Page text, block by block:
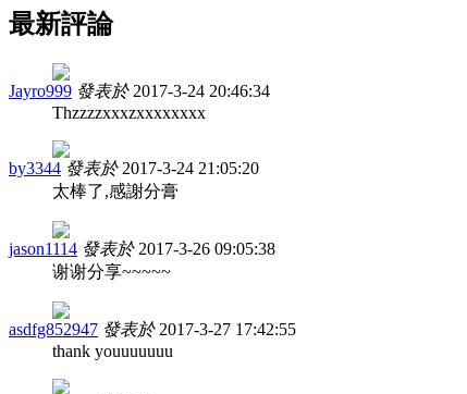
最新評論
Jayro999 發表於 2017-3-24 20:46:34
Thzzzzxxxzxxxxxxxx
by3344 發表於 2017-3-24 21:05:20
太棒了,感謝分膏
jason1114 發表於 2017-3-26 09:05:38
谢谢分享~~~~~
asdfg852947 發表於 2017-3-27 17:42:55
thank youuuuuuu